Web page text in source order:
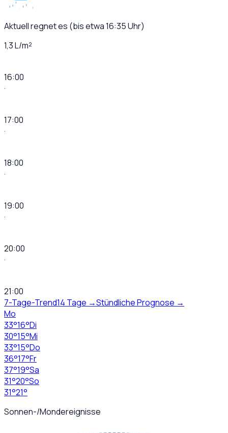
Aktuell regnet es (bis etwa 16:35 Uhr)
1,3 L/m²
16:00
·
17:00
·
18:00
·
19:00
·
20:00
·
21:00
7-Tage-Trend14 Tage →Stündliche Prognose →
Mo
33°16°Di
30°15°Mi
33°15°Do
36°17°Fr
37°19°Sa
31°20°So
31°21°
Sonnen-/Mondereignisse